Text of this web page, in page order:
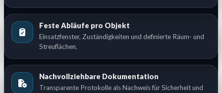
Feste Abläufe pro Objekt
Einsatzfenster, Zuständigkeiten und definierte Räum- und
Streuflächen.
Nachvollziehbare Dokumentation
Transparente Protokolle als Nachweis für Sicherheit und